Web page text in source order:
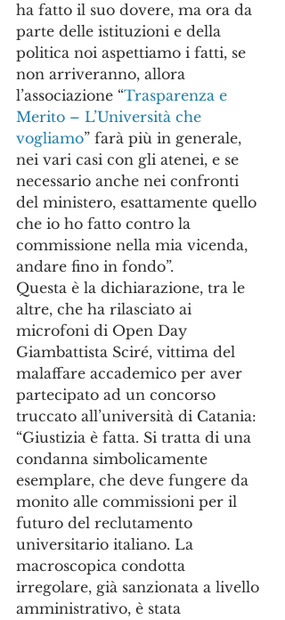
ha fatto il suo dovere, ma ora da
parte delle istituzioni e della
politica noi aspettiamo i fatti, se
non arriveranno, allora
l’associazione “Trasparenza e
Merito – L’Università che
vogliamo” farà più in generale,
nei vari casi con gli atenei, e se
necessario anche nei confronti
del ministero, esattamente quello
che io ho fatto contro la
commissione nella mia vicenda,
andare fino in fondo”.
Questa è la dichiarazione, tra le
altre, che ha rilasciato ai
microfoni di Open Day
Giambattista Sciré, vittima del
malaffare accademico per aver
partecipato ad un concorso
truccato all’università di Catania:
“Giustizia è fatta. Si tratta di una
condanna simbolicamente
esemplare, che deve fungere da
monito alle commissioni per il
futuro del reclutamento
universitario italiano. La
macroscopica condotta
irregolare, già sanzionata a livello
amministrativo, è stata